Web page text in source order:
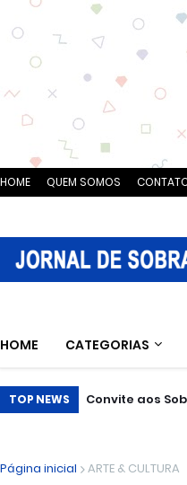
HOME QUEM SOMOS
HOME CATEGORIAS
TOP NEWS Convite aos
Página inicial ARTE & CULTURA